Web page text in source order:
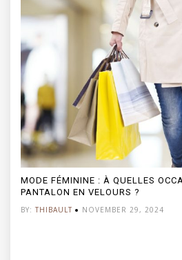
MODE FÉMININE : À QUELLES
PANTALON EN VELOURS ?
BY: THIBAULT NOVEMBER 29, 2024